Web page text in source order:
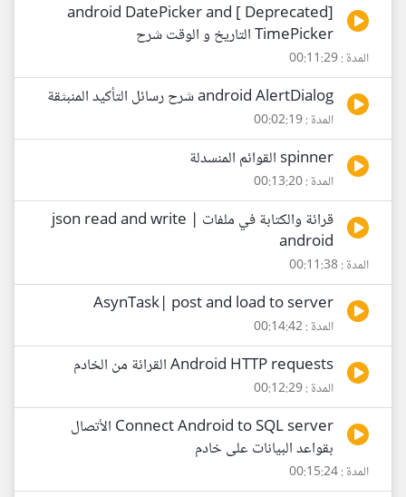
[Deprecated ] android DatePicker and
TimePicker التاريخ و الوقت شرح
المدة : 00:11:29
android AlertDialog شرح رسائل التأكيد المنبثقة
المدة : 00:02:19
spinner القوائم المنسدلة
المدة : 00:13:20
قرائة والكتابة في ملفات json read and write |
android
المدة : 00:11:38
AsynTask| post and load to server
المدة : 00:14:42
Android HTTP requests القرائة من الخادم
المدة : 00:12:29
Connect Android to SQL server الأتصال
بقواعد البيانات على خادم
المدة : 00:15:24